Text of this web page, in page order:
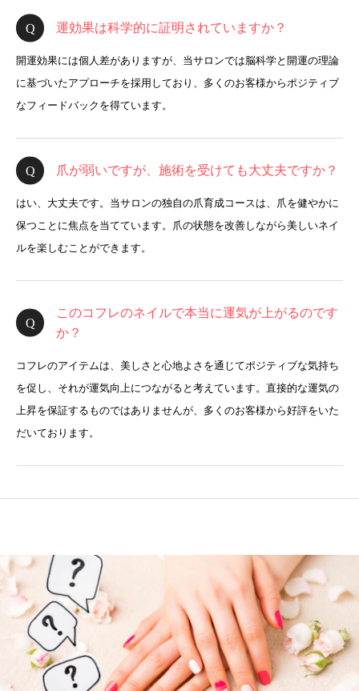
運効果は科学的に証明されていますか？
開運効果には個人差がありますが、当サロンでは脳科学と開運の理論
に基づいたアプローチを採用しており、多くのお客様からポジティブ
なフィードバックを得ています。
爪が弱いですが、施術を受けても大丈夫ですか？
はい、大丈夫です。当サロンの独自の爪育成コースは、爪を健やかに
保つことに焦点を当てています。爪の状態を改善しながら美しいネイ
ルを楽しむことができます。
このコフレのネイルで本当に運気が上がるのです
か？
コフレのアイテムは、美しさと心地よさを通じてポジティブな気持ち
を促し、それが運気向上につながると考えています。直接的な運気の
上昇を保証するものではありませんが、多くのお客様から好評をいた
だいております。